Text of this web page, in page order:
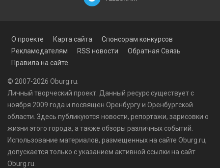
О проекте Карта сайта
Спонсорам конкурсов
Рекламодателям
RSS новости
Обратная Связь
Правила на сайте
© 2007-2026 Oburg.ru.
Личный творческий проект. Данный ресурс существует с
ноября 2009 года и посвящен Оренбургу и Оренбургской
области. Здесь публикуются новости, репортажи, зарисовки о
жизни этого города, а также обзоры различных событий.
Использование материалов, размещенных на сайте Oburg.ru,
допускается только с указанием активной ссылки на сайт
Oburg.ru.